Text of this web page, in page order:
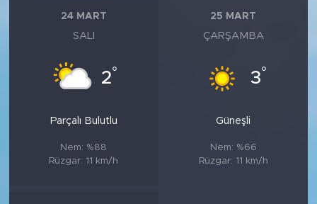
24 MART
SALI
2°
Parçalı Bulutlu
Nem: %88
Rüzgar: 11 km/h
25 MART
ÇARŞAMBA
3°
Güneşli
Nem: %66
Rüzgar: 11 km/h